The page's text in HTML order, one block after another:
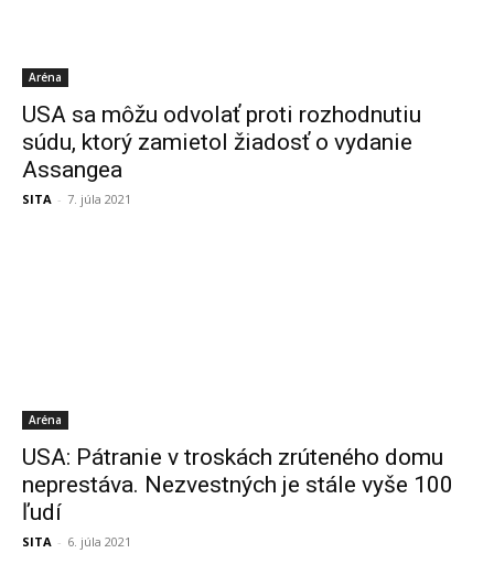
Aréna
USA sa môžu odvolať proti rozhodnutiu
súdu, ktorý zamietol žiadosť o vydanie
Assangea
SITA - 7. júla 2021
Aréna
USA: Pátranie v troskách zrúteného domu
neprestáva. Nezvestných je stále vyše 100
ľudí
SITA - 6. júla 2021